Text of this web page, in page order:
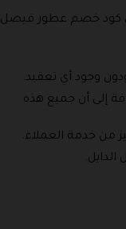
ى كود خصم عطور فيصل
وجود أي تعقيد.
إلى أن جميع هذه
من خدمة العملاء.